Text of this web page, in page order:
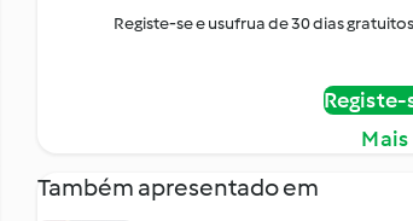
Registe-se e usufrua de 30 dias
Também apresentado em